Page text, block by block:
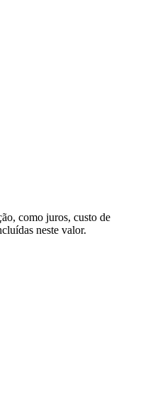
como juros, custo de
neste valor.